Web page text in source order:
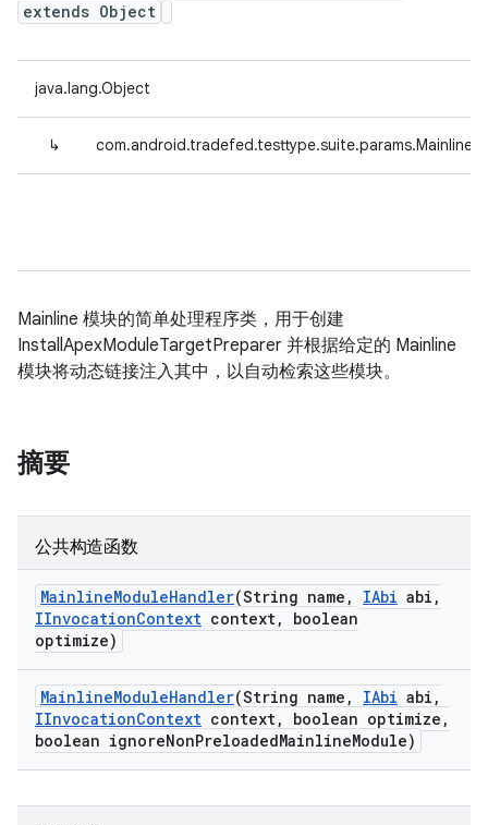
extends Object
java.lang.Object
↳
Mainline 模块的简单处理程序类，用于创建
InstallApexModuleTargetPreparer 并根据给定的 Mainline
模块将动态链接注入其中，以自动检索这些模块。
摘要
公共构造函数
MainlineModuleHandler(String name , IAbi abi ,
IInvocationContext context,
boolean
optimize)
MainlineModuleHandler(String name , IAbi abi ,
IInvocationContext context, boolean optimize ,
boolean ignoreNonPreloadedMainlineModule)